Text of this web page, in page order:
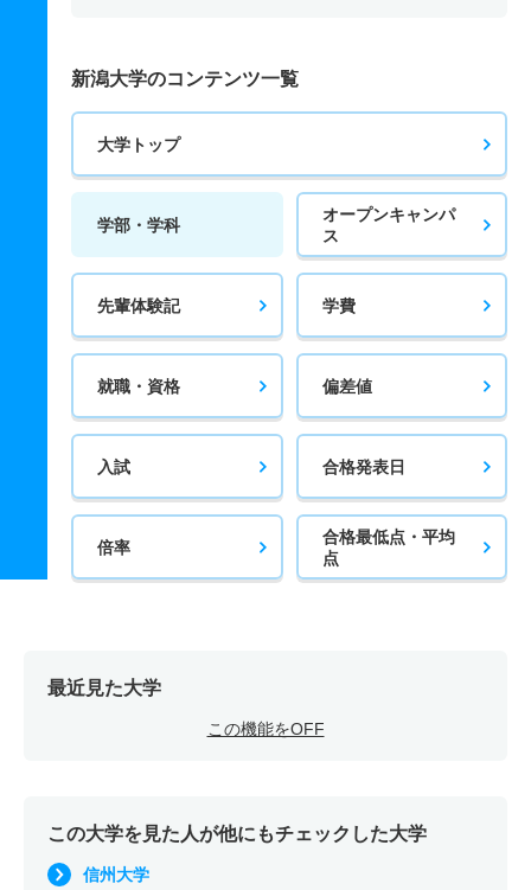
新潟大学のコンテンツ一覧
大学トップ
学部・学科
オープンキャンパ
ス
先輩体験記 学費
就職・資格 偏差値
入試 合格発表日
倍率
合格最低点・平均
点
最近見た大学
この機能をOFF
この大学を見た人が他にもチェックした大学
信州大学